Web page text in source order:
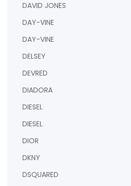
DAVID JONES
DAY-VINE
DAY-VINE
DELSEY
DEVRED
DIADORA
DIESEL
DIESEL
DIOR
DKNY
DSQUARED